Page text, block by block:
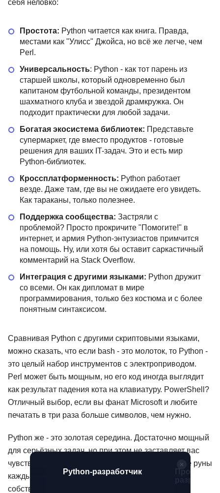
себя неловко:
Простота: Python читается как книга. Правда,
местами как "Улисс" Джойса, но всё же легче, чем
Perl.
Универсальность: Python - как тот парень из
старшей школы, который одновременно был
капитаном футбольной команды, президентом
шахматного клуба и звездой драмкружка. Он
подходит практически для любой задачи.
Богатая экосистема библиотек: Представьте
супермаркет, где вместо продуктов - готовые
решения для ваших IT-задач. Это и есть мир
Python-библиотек.
Кроссплатформенность: Python работает
везде. Даже там, где вы не ожидаете его увидеть.
Как тараканы, только полезнее.
Поддержка сообщества: Застряли с
проблемой? Просто прокричите "Помогите!" в
интернет, и армия Python-энтузиастов примчится
на помощь. Ну, или хотя бы оставит саркастичный
комментарий на Stack Overflow.
Интеграция с другими языками: Python дружит
со всеми. Он как дипломат в мире
программирования, только без костюма и с более
понятным синтаксисом.
Сравнивая Python с другими скриптовыми языками,
можно сказать, что если bash - это молоток, то Python -
это целый набор инструментов с электроприводом.
Perl может быть мощным, но его код иногда выглядит
как результат падения кота на клавиатуру. PowerShell?
Отличный выбор, если вы фанат Microsoft и любите
печатать в три раза больше символов, чем нужно.
Python же - это золотая середина. Достаточно мощный
для серьёзных задач, но при этом не заставляет вас
чувствовать себя будто вы разгадываете древние руны
каждый раз, когда пытаетесь прочитать свой
собственный код, написанный неделю назад.
Профессия Python-
Python-